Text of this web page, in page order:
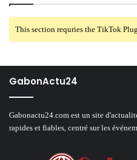
This section requries the TikTok
GabonActu24
Gabonactu24.com est un site
rapides et fiables, centré sur les